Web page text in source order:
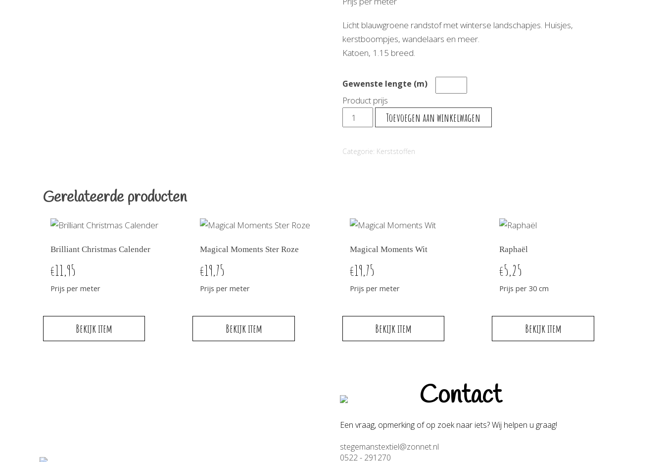
Licht blauwgroene randstof met winterse landschapjes. Huisjes,
kerstboompjes, wandelaars en meer.
Katoen, 1.15 breed.
Gewenste lengte (m)
Product prijs
Chrismas
Village
Toevoegen aan winkelwagen
Categorie: Kerststoffen
Gerelateerde producten
Brilliant Christmas Calender
€11,95
Prijs per meter
Bekijk item
Magical Moments Ster Roze
€19,75
Prijs per meter
Bekijk item
Magical Moments Wit
€19,75
Prijs per meter
Bekijk item
Raphaël
€5,25
Prijs per 30 cm
Bekijk item
Contact
Een vraag, opmerking of op zoek naar iets? Wij helpen u graag!
stegemanstextiel@zonnet.nl
0522 - 291270